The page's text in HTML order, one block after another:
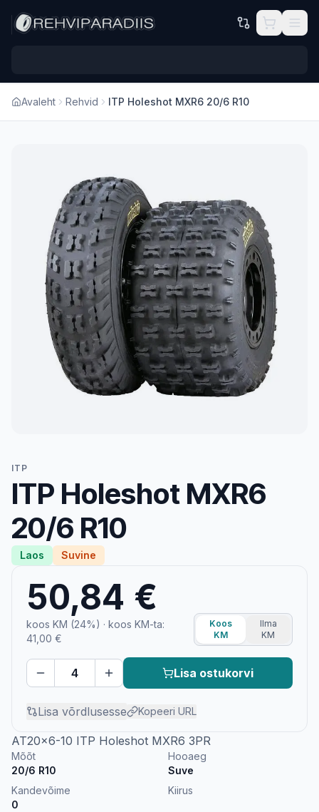
Avaleht Rehvid ITP Holeshot MXR6 20/6 R10
ITP
ITP Holeshot MXR6
20/6 R10
Laos Suvine
50,84 €
koos KM (24%) · koos KM-ta:
41,00 €
Koos
KM
Ilma
KM
Lisa ostukorvi
Lisa võrdlusesse Kopeeri URL
AT20x6-10 ITP Holeshot MXR6 3PR
Mõõt
20/6 R10
Hooaeg
Suve
Kandevõime
0
Kiirus